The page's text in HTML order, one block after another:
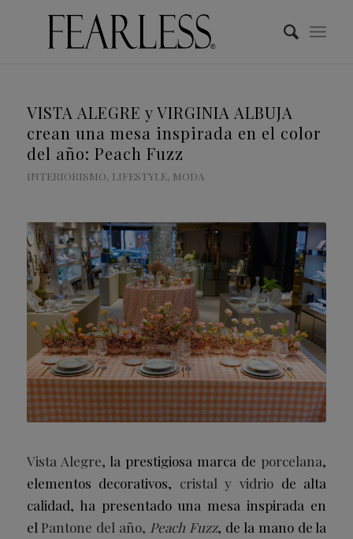
VISTA ALEGRE y VIRGINIA ALBUJA
crean una mesa inspirada en el color
del año: Peach Fuzz
INTERIORISMO, LIFESTYLE, MODA
Vista Alegre, la prestigiosa marca de porcelana,
elementos decorativos, cristal y vidrio de alta
calidad, ha presentado una mesa inspirada en
el Pantone del año, Peach Fuzz, de la mano de la